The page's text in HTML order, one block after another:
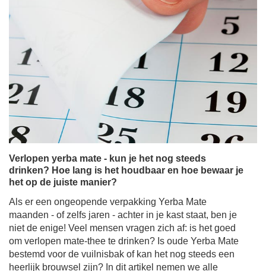
Verlopen yerba mate - kun je het nog steeds
drinken? Hoe lang is het houdbaar en hoe bewaar je
het op de juiste manier?
Als er een ongeopende verpakking Yerba Mate
maanden - of zelfs jaren - achter in je kast staat, ben je
niet de enige! Veel mensen vragen zich af: is het goed
bestemd voor de vuilnisbak of kan het nog steeds een
heerlijk brouwsel zijn? In dit artikel nemen we alle
het op de juiste manier bewaart en hoe je voor je
voorraad zorgt. Lees verder om teleurstellingen bij je
volgende brouwsessie te voorkomen en ervoor te zorgen
dat je de meeste smaak uit elk blaadje haalt!
Meer lezen